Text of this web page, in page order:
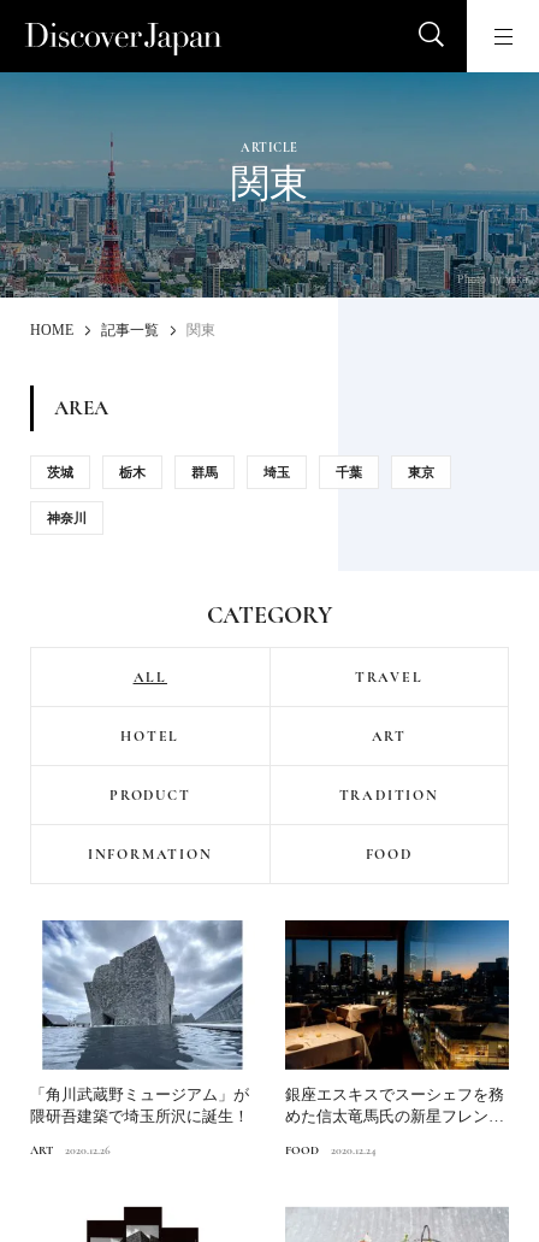
ARTICLE
関東
Photo by naka
HOME 記事一覧 関東
AREA
茨城 栃木 群馬 埼玉 千葉 東京
神奈川
CATEGORY
ALL TRAVEL
HOTEL ART
PRODUCT TRADITION
INFORMATION FOOD
「角川武蔵野ミュージアム」が
隈研吾建築で埼玉所沢に誕生！
ART 2020.12.26
銀座エスキスでスーシェフを務
めた信太竜馬氏の新星フレンチ
FOOD 2020.12.24